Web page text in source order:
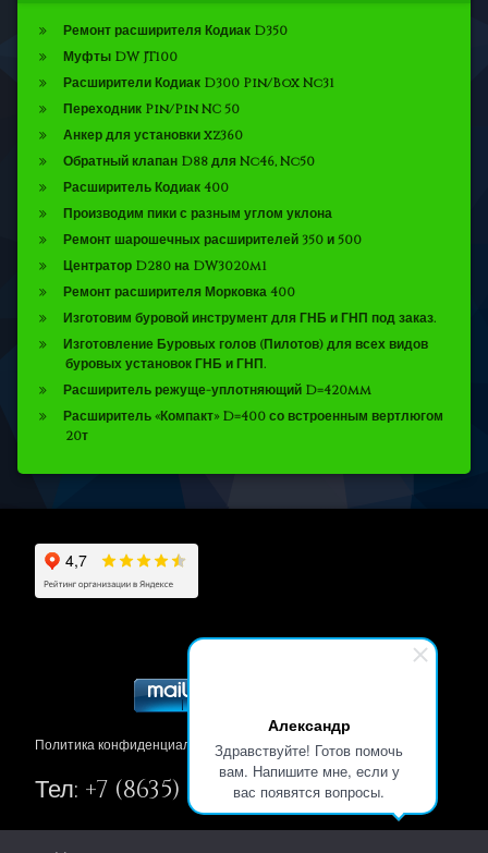
Александр
Здравствуйте! Готов помочь
вам. Напишите мне, если у
вас появятся вопросы.
Ремонт расширителя Кодиак D350
Муфты DW JT100
Расширители Кодиак D300 Pin/Box Nc31
Переходник Pin/Pin NC 50
Анкер для установки xz360
Обратный клапан D88 для Nc46, Nc50
Расширитель Кодиак 400
Производим пики с разным углом уклона
Ремонт шарошечных расширителей 350 и 500
Центратор D280 на DW3020m1
Ремонт расширителя Морковка 400
Изготовим буровой инструмент для ГНБ и ГНП под заказ.
Изготовление Буровых голов (Пилотов) для всех видов
буровых установок ГНБ и ГНП.
Расширитель режуще-уплотняющий D=420mm
Расширитель «Компакт» D=400 со встроенным вертлюгом
20т
Политика конфиденциальности
Тел: +7 (8635) 215-130